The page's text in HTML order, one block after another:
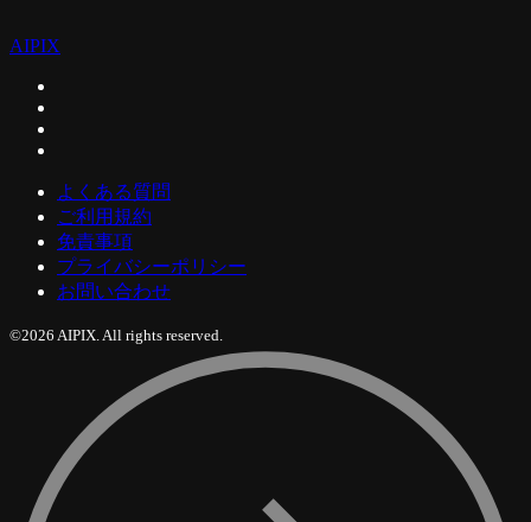
AIPIX
よくある質問
ご利用規約
免責事項
プライバシーポリシー
お問い合わせ
©2026 AIPIX. All rights reserved.